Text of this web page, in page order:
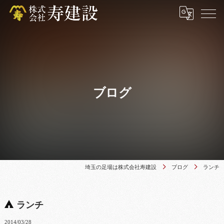
ブログ
埼玉の足場は株式会社寿建設 ブログ ランチ
ランチ
2014/03/28